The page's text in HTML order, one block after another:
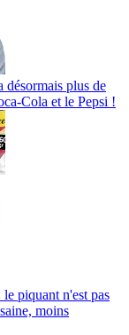
désormais plus de
Cola et le Pepsi !
piquant n'est pas
moins